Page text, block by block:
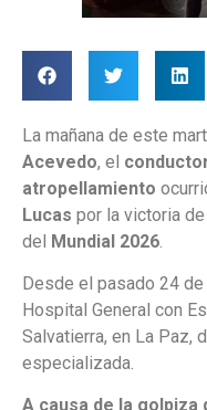
La mañana de este
Acevedo, el
atropellamiento
Lucas por la victoria
del Mundial 2026
Desde el pasado 24
Hospital General con
Salvatierra, en La Paz,
especializada.
A causa de la golpiza